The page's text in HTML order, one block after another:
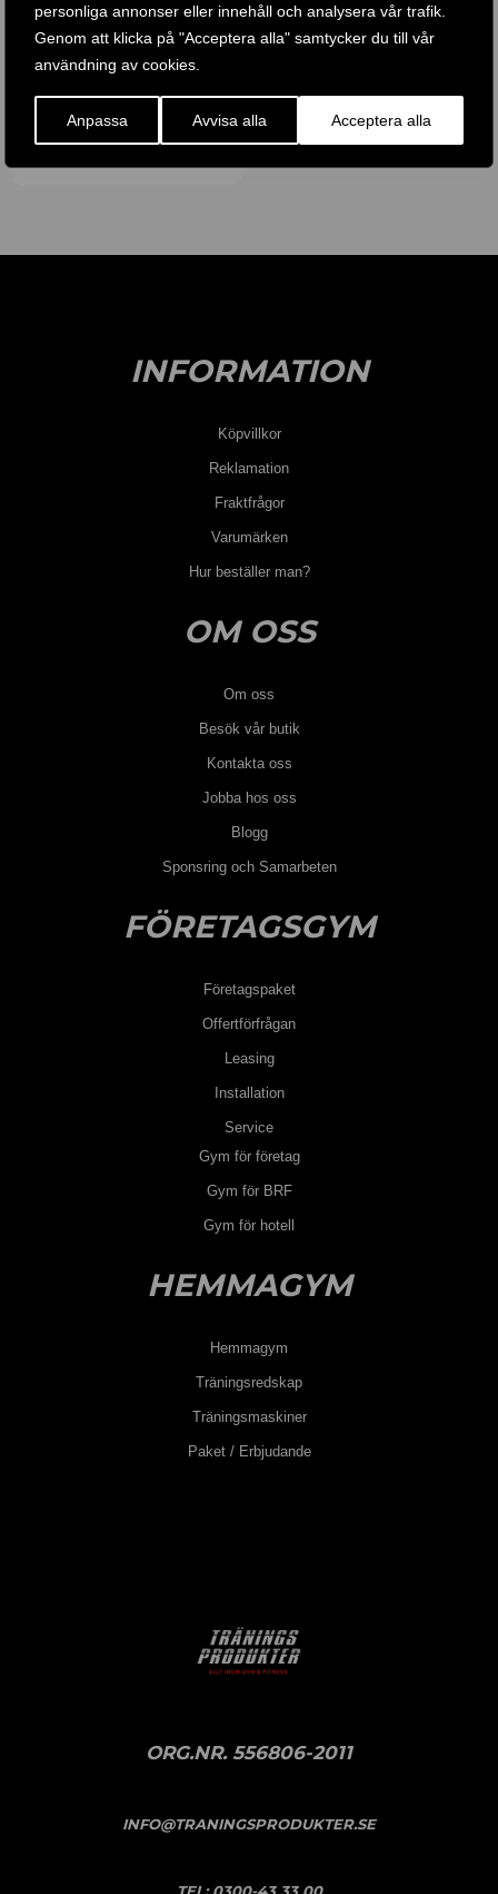
personliga annonser eller innehåll och analysera vår trafik.
Genom att klicka på "Acceptera alla" samtycker du till vår
användning av cookies.
Anpassa Avvisa alla Acceptera alla
VATTENMOTSTÅND
45 .990KR
KÖP PRODUKT
INFORMATION
Köpvillkor
Reklamation
Fraktfrågor
Varumärken
Hur beställer man?
OM OSS
Om oss
Besök vår butik
Kontakta oss
Jobba hos oss
Blogg
Sponsring och Samarbeten
FÖRETAGSGYM
Företagspaket
Offertförfrågan
Leasing
Installation
Service
Gym för företag
Gym för BRF
Gym för hotell
HEMMAGYM
Hemmagym
Träningsredskap
Träningsmaskiner
Paket / Erbjudande
ORG.NR. 556806-2011
INFO@TRANINGSPRODUKTER.SE